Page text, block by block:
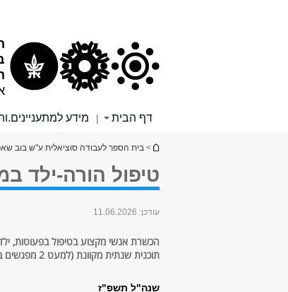
דף הבית | מידע
הינך נמצא כאן
> בית הספר לעבודה סוציאלית ע"ש בוב
טיפול הורה-ילד
עודכן: 11.06.2026
הכשרת אנשי מקצוע בטיפול בפעוטות,
תוכנית שנתית מקוונת (למעט 2 מפגשים באוניברסיטה)
שנה"ל תשפ"ז